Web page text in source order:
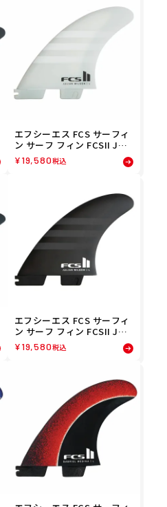
エフシーエス FCS サーフィ
ン サーフ フィン FCSII JW
PC WHT/WHT TRI FIN L FJ
WL-PC08-LG-TSR
¥19,580税込
エフシーエス FCS サーフィ
ン サーフ フィン FCSII JW
PC BLK/BLK TRI FIN L FJW
L-PC07-LG-TSR
¥19,580税込